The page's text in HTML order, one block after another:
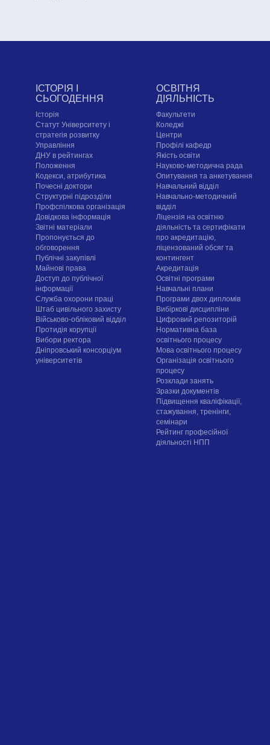
ІСТОРІЯ І
СЬОГОДЕННЯ
Історія
Статут Університету і
стратегія розвитку
Управління
ДНУ в рейтингах
Положення
Кодекси, атрибутика
Почесні доктори
Структурні підрозділи
Профспілкова організація
Довідкова інформація
Звітні матеріали
Пропонується до
обговорення
Публічні закупівлі
Майнові права
Доступ до публічної
інформації
Служба охорони праці
Штаб цивільного захисту
Військово-обліковий відділ
Протидія корупції
Вибори ректора
Дніпровський консорціум
університетів
ОСВІТНЯ
ДІЯЛЬНІСТЬ
Факультети
Коледжі
Центри
Профілі кафедр
Якість освіти
Науково-методична рада
Опитування та анкетування
Навчальний відділ
Навчально-методичний
відділ
Ліцензія на освітню
діяльність та сертифікати
про акредитацію,
ліцензований обсяг та
контингент
Акредитація
Освітні програми
Навчальні плани
Програми двох дипломів
Вибіркові дисципліни
Цифровий репозиторій
Нормативна база
освітнього процесу
Мова освітнього процесу
Організація освітнього
процесу
Розклади занять
Зразки документів
Підвищення кваліфікації,
стажування, тренінги,
семінари
Рейтинг професійної
діяльності НПП